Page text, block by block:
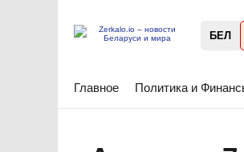
БЕЛ
Главное Политика и